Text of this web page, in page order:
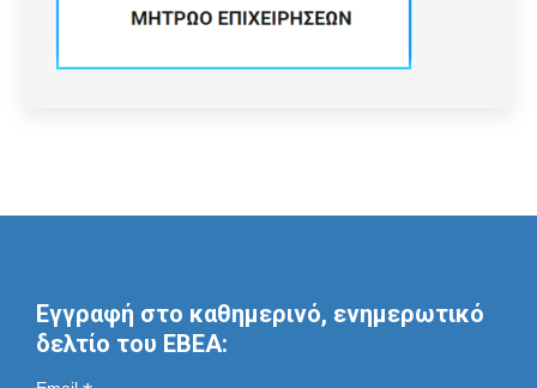
Εγγραφή στο καθημερινό, ενημερωτικό
δελτίο του ΕΒΕΑ: